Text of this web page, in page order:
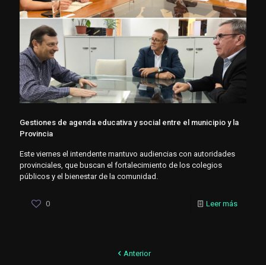
Gestiones de agenda educativa y social entre el municipio y la
Provincia
Este viernes el intendente mantuvo audiencias con autoridades
provinciales, que buscan el fortalecimiento de los colegios
públicos y el bienestar de la comunidad.
0 Leer más
Anterior